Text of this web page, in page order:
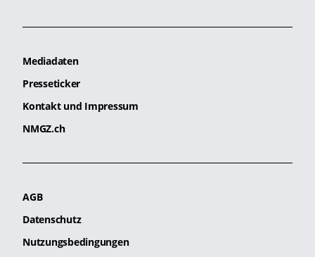
Mediadaten
Presseticker
Kontakt und Impressum
NMGZ.ch
AGB
Datenschutz
Nutzungsbedingungen